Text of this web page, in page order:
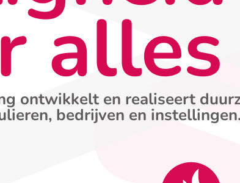
alles
ontwikkelt en realiseert
bedrijven en instellingen.